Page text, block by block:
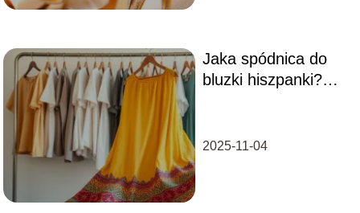
Jaka spódnica do
bluzki hiszpanki?
2025-11-04